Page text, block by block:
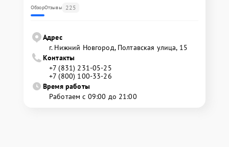
ОбзорОтзывы 225
Адрес
г. Нижний Новгород, Полтавская улица, 15
Контакты
+7 (831) 231-05-25
+7 (800) 100-33-26
Время работы
Работаем с 09:00 до 21:00